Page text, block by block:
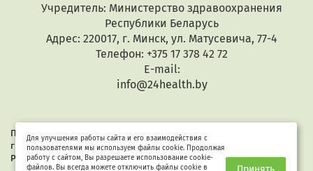
Учредитель: Министерство здравоохранения
Республики Беларусь
Адрес: 220017, г. Минск, ул. Матусевича, 77-4
Телефон: +375 17 378 42 72
E-mail:
info@24health.by
При копировании или цитировании текстов активная
гиперссылка обязательна. Все материалы защищены законом
Республики Беларусь «Об авторском праве и смежных правах».
Для улучшения работы сайта и его взаимодействия с
пользователями мы используем файлы cookie. Продолжая
работу с сайтом, Вы разрешаете использование cookie-
файлов. Вы всегда можете отключить файлы cookie в